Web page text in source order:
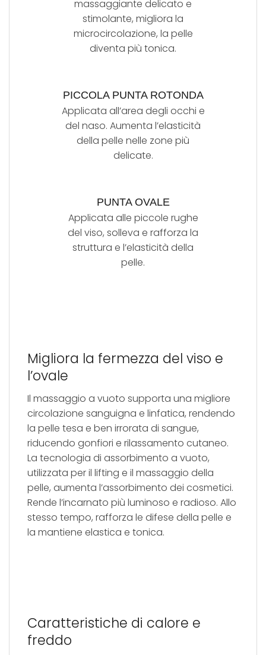
massaggiante delicato e
stimolante, migliora la
microcircolazione, la pelle
diventa più tonica.
PICCOLA PUNTA ROTONDA
Applicata all’area degli occhi e
del naso. Aumenta l’elasticità
della pelle nelle zone più
delicate.
PUNTA OVALE
Applicata alle piccole rughe
del viso, solleva e rafforza la
struttura e l’elasticità della
pelle.
Migliora la fermezza del viso e
l’ovale
Il massaggio a vuoto supporta una migliore
circolazione sanguigna e linfatica, rendendo
la pelle tesa e ben irrorata di sangue,
riducendo gonfiori e rilassamento cutaneo.
La tecnologia di assorbimento a vuoto,
utilizzata per il lifting e il massaggio della
pelle, aumenta l’assorbimento dei cosmetici.
Rende l’incarnato più luminoso e radioso. Allo
stesso tempo, rafforza le difese della pelle e
la mantiene elastica e tonica.
Caratteristiche di calore e
freddo